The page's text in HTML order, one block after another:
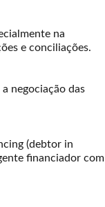
na
e conciliações.
negociação das
(debtor in
financiador com